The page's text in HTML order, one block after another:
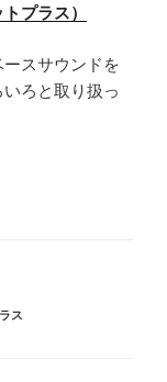
プラス）
スサウンドを
ろと取り扱っ
ス